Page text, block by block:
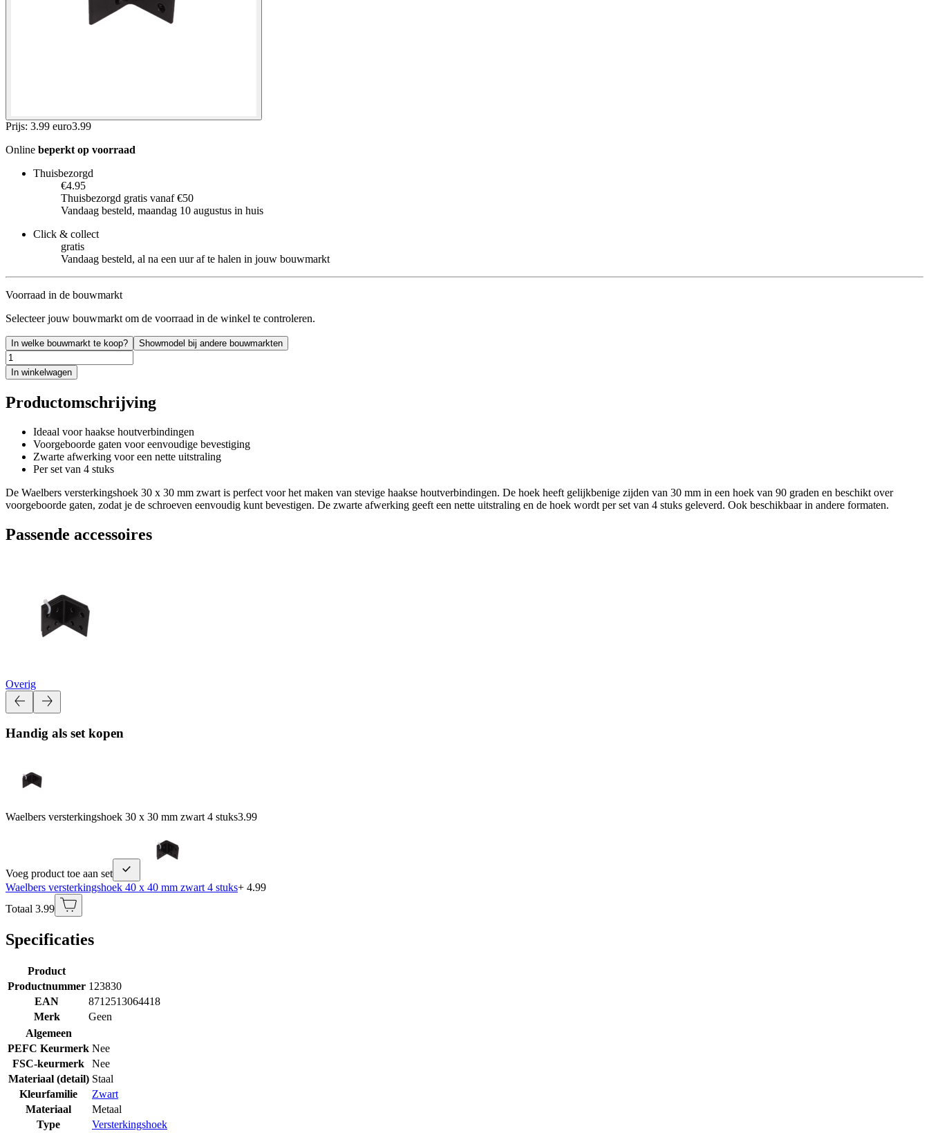
Prijs: 3.99 euro3.99
Online beperkt op voorraad
Thuisbezorgd
€4.95
Thuisbezorgd gratis vanaf €50
Vandaag besteld, maandag 10 augustus in huis
Click & collect
gratis
Vandaag besteld, al na een uur af te halen in jouw bouwmarkt
Voorraad in de bouwmarkt
Selecteer jouw bouwmarkt om de voorraad in de winkel te controleren.
In welke bouwmarkt te koop? Showmodel bij andere bouwmarkten
In winkelwagen
Productomschrijving
Ideaal voor haakse houtverbindingen
Voorgeboorde gaten voor eenvoudige bevestiging
Zwarte afwerking voor een nette uitstraling
Per set van 4 stuks
De Waelbers versterkingshoek 30 x 30 mm zwart is perfect voor het maken van stevige haakse houtverbindingen. De hoek heeft gelijkbenige zijden van 30 mm in een hoek van 90 graden en beschikt over
voorgeboorde gaten, zodat je de schroeven eenvoudig kunt bevestigen. De zwarte afwerking geeft een nette uitstraling en de hoek wordt per set van 4 stuks geleverd. Ook beschikbaar in andere formaten.
Passende accessoires
Overig
Handig als set kopen
Waelbers versterkingshoek 30 x 30 mm zwart 4 stuks3.99
Voeg product toe aan set
Waelbers versterkingshoek 40 x 40 mm zwart 4 stuks+ 4.99
Totaal 3.99
Specificaties
Product
Productnummer 123830
EAN
8712513064418
Merk
Geen
Algemeen
PEFC Keurmerk Nee
FSC-keurmerk
Nee
Materiaal (detail) Staal
Kleurfamilie
Zwart
Materiaal
Metaal
Type
Versterkingshoek